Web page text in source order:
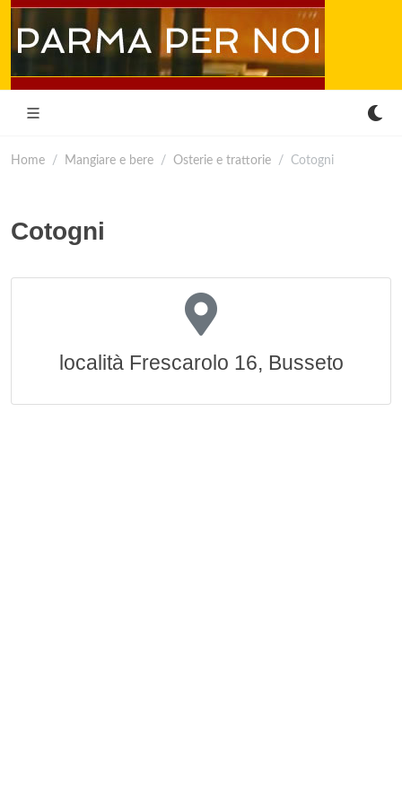
Home Mangiare e bere Osterie e trattorie Cotogni
Cotogni
località Frescarolo 16, Busseto